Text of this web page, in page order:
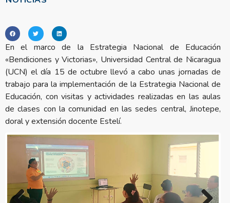
En el marco de la Estrategia Nacional de Educación
«Bendiciones y Victorias», Universidad Central de Nicaragua
(UCN) el día 15 de octubre llevó a cabo unas jornadas de
trabajo para la implementación de la Estrategia Nacional de
Educación, con visitas y actividades realizadas en las aulas
de clases con la comunidad en las sedes central, Jinotepe,
doral y extensión docente Estelí.